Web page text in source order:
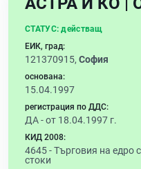
СТАТУС: действащ
ЕИК, град:
121370915, София
основана:
15.04.1997
регистрация по ДДС:
ДА - от 18.04.1997 г.
КИД 2008:
4645 -Търговия на едро
стоки